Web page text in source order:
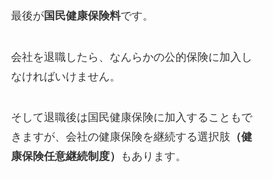
最後が国民健康保険料です。
会社を退職したら、なんらかの公的保険に加入し
なければいけません。
そして退職後は国民健康保険に加入することもで
きますが、会社の健康保険を継続する選択肢 （健
康保険任意継続制度）
もあります。